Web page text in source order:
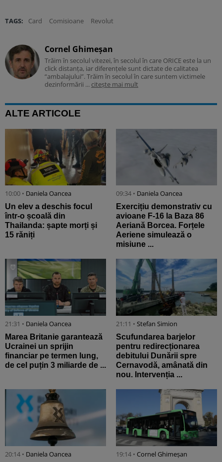
TAGS: Card Comisioane Revolut
Cornel Ghimeșan
Trăim în secolul vitezei, în secolul în care ORICE este la un
click distanța, iar diferențele sunt dictate de calitatea
“ambalajului”. Trăim în secolul în care suntem victimele
dezinformării ... citește mai mult
ALTE ARTICOLE
10:00 • Daniela Oancea
Un elev a deschis focul
într-o școală din
Thailanda: șapte morți și
15 răniți
09:34 • Daniela Oancea
Exercițiu demonstrativ cu
avioane F-16 la Baza 86
Aeriană Borcea. Forțele
Aeriene simulează o
misiune ...
21:31 • Daniela Oancea
Marea Britanie garantează
Ucrainei un sprijin
financiar pe termen lung,
de cel puțin 3 miliarde de ...
21:11 • Stefan Simion
Scufundarea barjelor
pentru redirecționarea
debitului Dunării spre
Cernavodă, amânată din
nou. Intervenția ...
20:14 • Daniela Oancea 19:14 • Cornel Ghimeșan